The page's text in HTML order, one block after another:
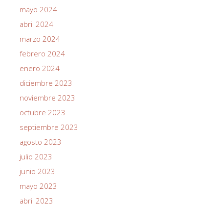
mayo 2024
abril 2024
marzo 2024
febrero 2024
enero 2024
diciembre 2023
noviembre 2023
octubre 2023
septiembre 2023
agosto 2023
julio 2023
junio 2023
mayo 2023
abril 2023